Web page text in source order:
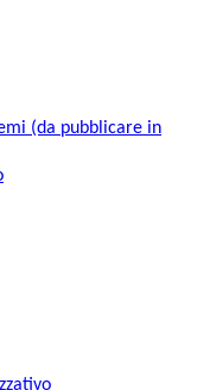
(da pubblicare in